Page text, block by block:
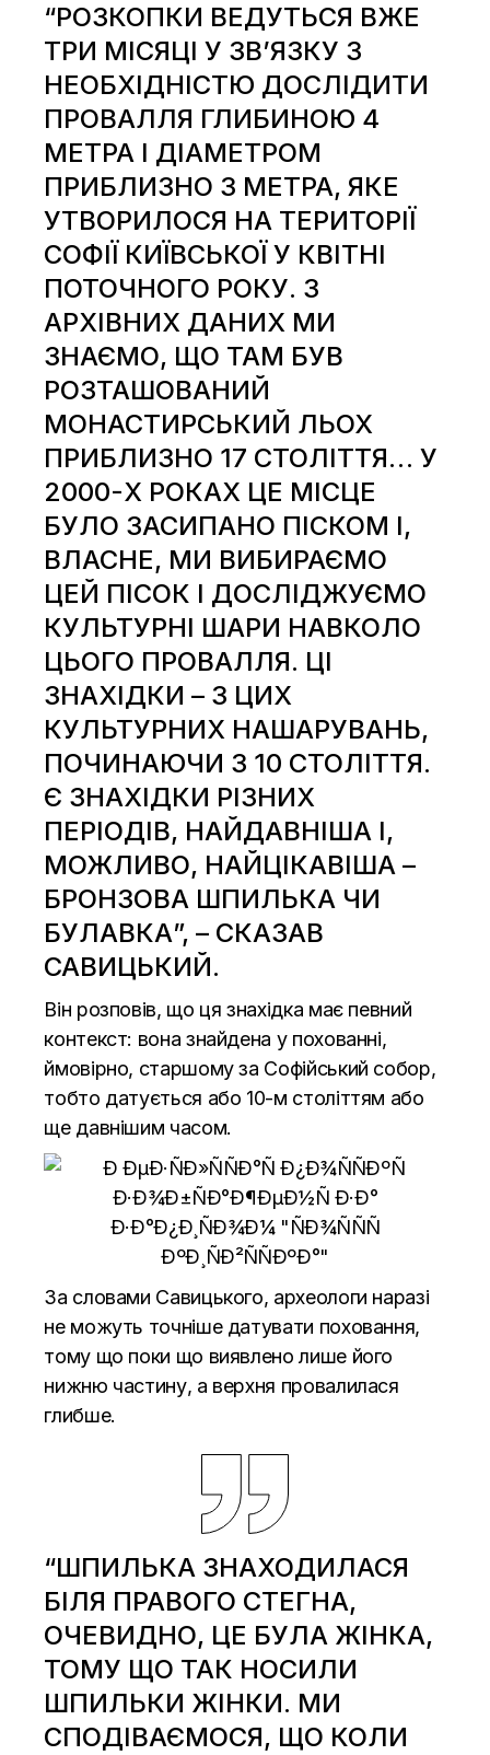
“РОЗКОПКИ ВЕДУТЬСЯ ВЖЕ
ТРИ МІСЯЦІ У ЗВ’ЯЗКУ З
НЕОБХІДНІСТЮ ДОСЛІДИТИ
ПРОВАЛЛЯ ГЛИБИНОЮ 4
МЕТРА І ДІАМЕТРОМ
ПРИБЛИЗНО 3 МЕТРА, ЯКЕ
УТВОРИЛОСЯ НА ТЕРИТОРІЇ
СОФІЇ КИЇВСЬКОЇ У КВІТНІ
ПОТОЧНОГО РОКУ. З
АРХІВНИХ ДАНИХ МИ
ЗНАЄМО, ЩО ТАМ БУВ
РОЗТАШОВАНИЙ
МОНАСТИРСЬКИЙ ЛЬОХ
ПРИБЛИЗНО 17 СТОЛІТТЯ… У
2000-Х РОКАХ ЦЕ МІСЦЕ
БУЛО ЗАСИПАНО ПІСКОМ І,
ВЛАСНЕ, МИ ВИБИРАЄМО
ЦЕЙ ПІСОК І ДОСЛІДЖУЄМО
КУЛЬТУРНІ ШАРИ НАВКОЛО
ЦЬОГО ПРОВАЛЛЯ. ЦІ
ЗНАХІДКИ – З ЦИХ
КУЛЬТУРНИХ НАШАРУВАНЬ,
ПОЧИНАЮЧИ З 10 СТОЛІТТЯ.
Є ЗНАХІДКИ РІЗНИХ
ПЕРІОДІВ, НАЙДАВНІША І,
МОЖЛИВО, НАЙЦІКАВІША –
БРОНЗОВА ШПИЛЬКА ЧИ
БУЛАВКА”, – СКАЗАВ
САВИЦЬКИЙ.
Він розповів, що ця знахідка має певний
контекст: вона знайдена у похованні,
ймовірно, старшому за Софійський собор,
тобто датується або 10-м століттям або
ще давнішим часом.
За словами Савицького, археологи наразі
не можуть точніше датувати поховання,
тому що поки що виявлено лише його
нижню частину, а верхня провалилася
глибше.
“ШПИЛЬКА ЗНАХОДИЛАСЯ
БІЛЯ ПРАВОГО СТЕГНА,
ОЧЕВИДНО, ЦЕ БУЛА ЖІНКА,
ТОМУ ЩО ТАК НОСИЛИ
ШПИЛЬКИ ЖІНКИ. МИ
СПОДІВАЄМОСЯ, ЩО КОЛИ